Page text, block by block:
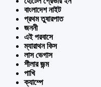
বাংলাদেশ নাইট
প্রথম তুষারপাত
জননী
এই পরবাসে
ম্যারাথন কিস
লাস ভেগাস
শীলার জন্ম
পাখি
ক্যাম্পে